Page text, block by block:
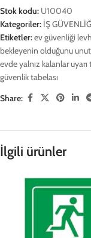
Stok kodu: U10040
Kategoriler: İŞ
Etiketler:ev güvenliği
bekleyenin olduğunu
evde yalnız kalanlar uyarı
güvenlik tabelası
Share:
İlgili ürünler